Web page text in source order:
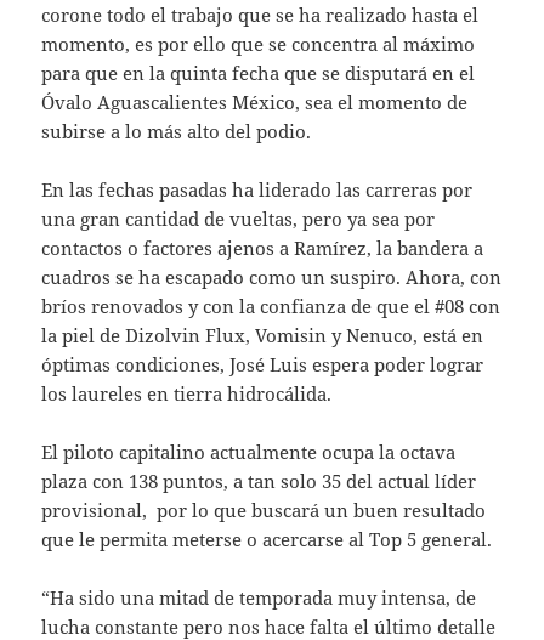
corone todo el trabajo que se ha realizado hasta el
momento, es por ello que se concentra al máximo
para que en la quinta fecha que se disputará en el
Óvalo Aguascalientes México, sea el momento de
subirse a lo más alto del podio.
En las fechas pasadas ha liderado las carreras por
una gran cantidad de vueltas, pero ya sea por
contactos o factores ajenos a Ramírez, la bandera a
cuadros se ha escapado como un suspiro. Ahora, con
bríos renovados y con la confianza de que el #08 con
la piel de Dizolvin Flux, Vomisin y Nenuco, está en
óptimas condiciones, José Luis espera poder lograr
los laureles en tierra hidrocálida.
El piloto capitalino actualmente ocupa la octava
plaza con 138 puntos, a tan solo 35 del actual líder
provisional, por lo que buscará un buen resultado
que le permita meterse o acercarse al Top 5 general.
“Ha sido una mitad de temporada muy intensa, de
lucha constante pero nos hace falta el último detalle